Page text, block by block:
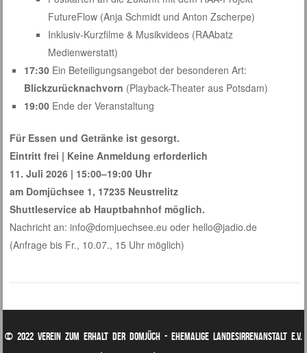
FutureFlow (Anja Schmidt und Anton Zscherpe)
Inklusiv-Kurzfilme & Musikvideos (RAAbatz
Medienwerstatt)
17:30Ein Beteiligungsangebot der besonderen Art:
Blickzurücknachvorn (Playback-Theater aus Potsdam)
19:00 Ende der Veranstaltung
Für Essen und Getränke ist gesorgt.
Eintritt frei | Keine Anmeldung erforderlich
11. Juli 2026 | 15:00–19:00 Uhr
am Domjüchsee 1, 17235 Neustrelitz
Shuttleservice ab Hauptbahnhof möglich.
Nachricht an: info@domjuechsee.eu oder hello@jadio.de
(Anfrage bis Fr., 10.07., 15 Uhr möglich)
© 2022 Verein zum Erhalt der Domjüch - ehemalige Landesirrenanstalt e.V.